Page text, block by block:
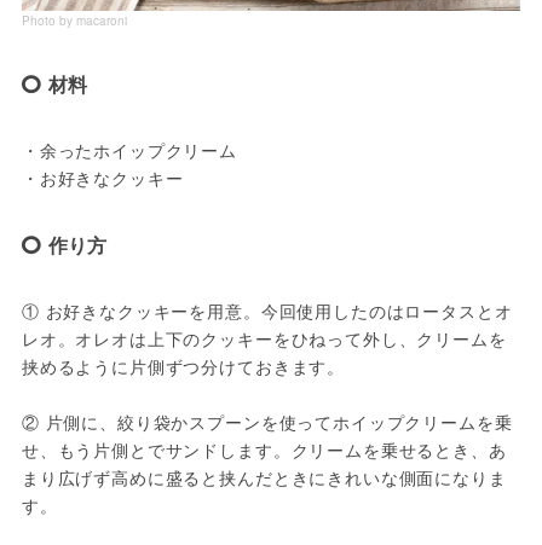
Photo by macaroni
材料
・余ったホイップクリーム
・お好きなクッキー
作り方
① お好きなクッキーを用意。今回使用したのはロータスとオ
レオ。オレオは上下のクッキーをひねって外し、クリームを
挟めるように片側ずつ分けておきます。
② 片側に、絞り袋かスプーンを使ってホイップクリームを乗
せ、もう片側とでサンドします。クリームを乗せるとき、あ
まり広げず高めに盛ると挟んだときにきれいな側面になりま
す。